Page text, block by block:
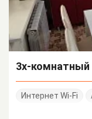
3х-
Интернет Wi-Fi